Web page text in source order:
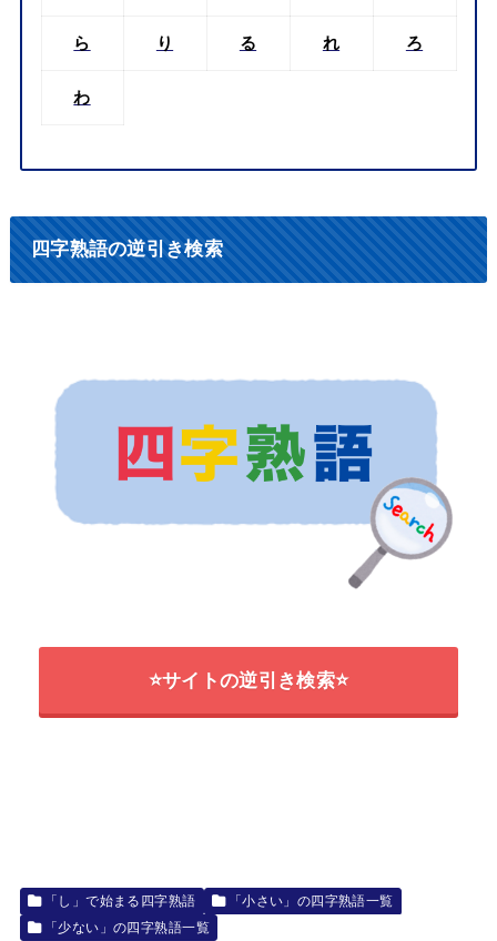
ら り る れ ろ
わ
四字熟語の逆引き検索
⭐サイトの逆引き検索⭐
「し」で始まる四字熟語
「小さい」の四字熟語一覧
「少ない」の四字熟語一覧